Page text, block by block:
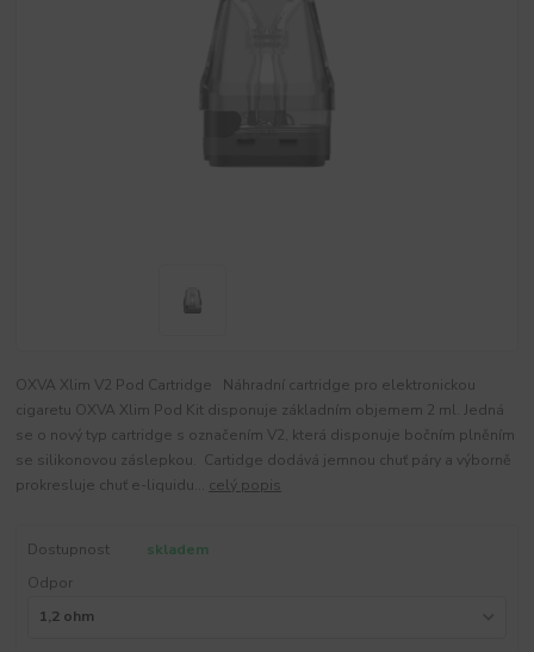
OXVA Xlim V2 Pod Cartridge Náhradní cartridge pro elektronickou
cigaretu OXVA Xlim Pod Kit disponuje základním objemem 2 ml. Jedná
se o nový typ cartridge s označením V2, která disponuje bočním plněním
se silikonovou záslepkou. Cartidge dodává jemnou chuť páry a výborně
prokresluje chuť e-liquidu... celý popis
Dostupnost
skladem
Odpor